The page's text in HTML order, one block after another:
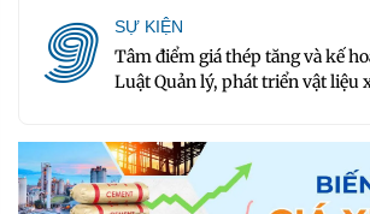
9 SỰ KIỆN
Tâm điểm giá thép tăng và kế
Luật Quản lý, phát triển vật liệu